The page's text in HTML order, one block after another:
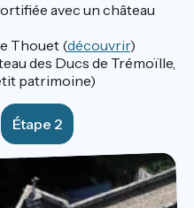
avec un château
Thouet (découvrir)
des Ducs de Trémoïlle,
patrimoine)
Étape 2